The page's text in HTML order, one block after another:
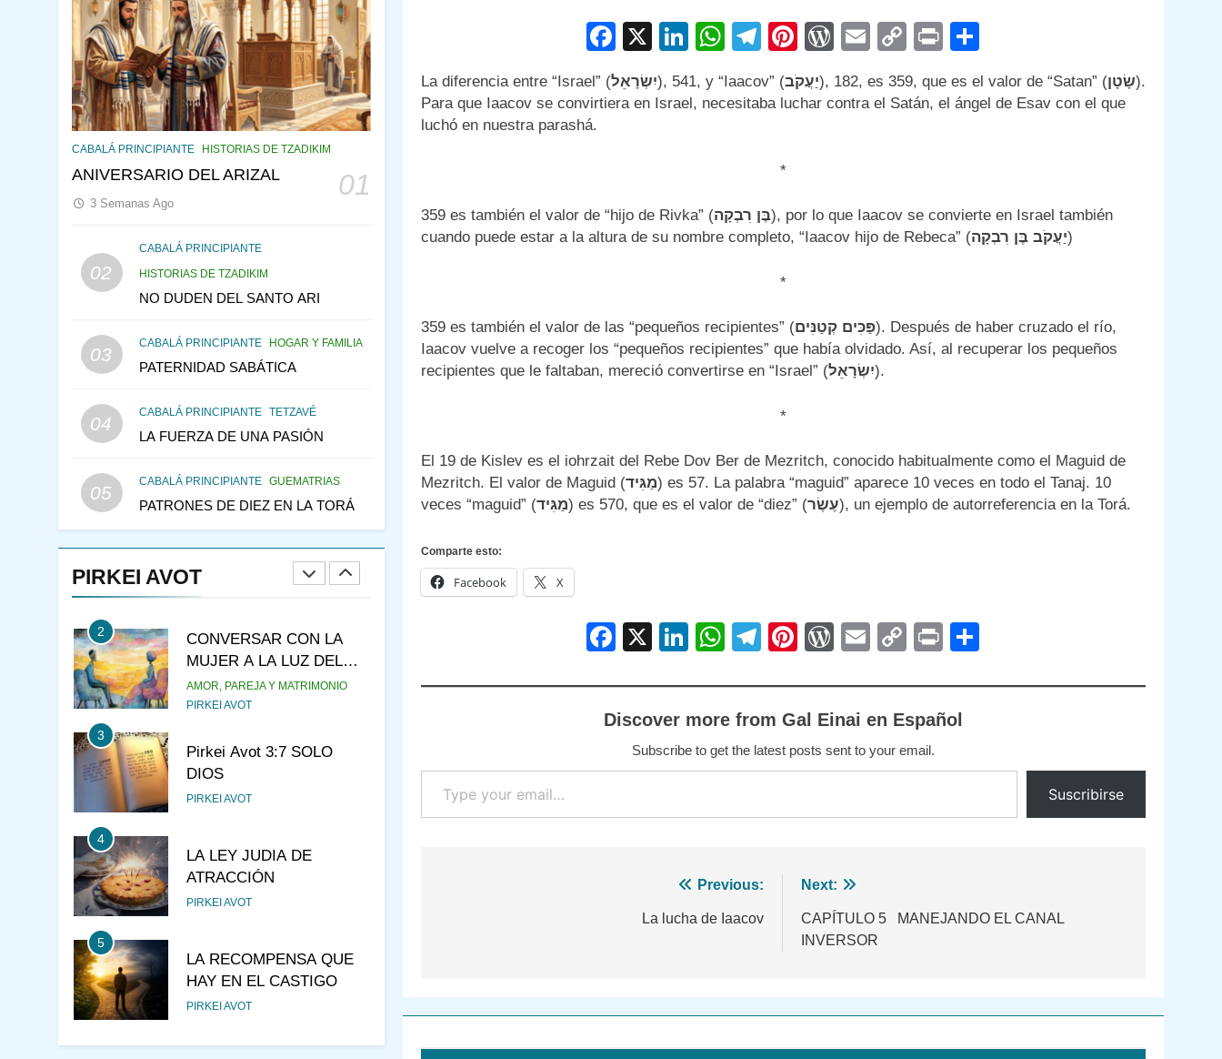
CABALÁ PRINCIPIANTE HISTORIAS DE TZADIKIM
ANIVERSARIO DEL ARIZAL 01
3 Semanas Ago
02
CABALÁ PRINCIPIANTE
HISTORIAS DE TZADIKIM
NO DUDEN DEL SANTO ARI
03
CABALÁ PRINCIPIANTE HOGAR Y FAMILIA
PATERNIDAD SABÁTICA
04
CABALÁ PRINCIPIANTE TETZAVÉ
LA FUERZA DE UNA PASIÓN
05
CABALÁ PRINCIPIANTE GUEMATRIAS
PATRONES DE DIEZ EN LA TORÁ
PIRKEI AVOT
144
¿QUIÉN ES SABIO? EL
QUE VE LO QUE VA A
PENSAMIENTO JUDÍO
CONSEJO DE LOS
PADRES
PENSAMIENTO JUDÍO
DEL TEMPLO Y LA
ALEGRÍA EN MEDIO DE
MES DE MENAJEM AV
147
VEAMOS ¿POR QUÉ
DE LAS MUJERES
PENSAMIENTO JUDÍO
1
JASIDUT
2
CONVERSAR CON LA
MUJER A LA LUZ DEL
JUDAÍSMO
AMOR, PAREJA Y MATRIMONIO
PIRKEI AVOT
3
Pirkei Avot 3:7 SOLO
DIOS
PIRKEI AVOT
4
LA LEY JUDIA DE
ATRACCIÓN
PIRKEI AVOT
5
LA RECOMPENSA QUE
HAY EN EL CASTIGO
PIRKEI AVOT
6
Facebook
X LinkedIn
WhatsApp
Telegram
Pinterest
WordPress
EmailCopyPrint
La diferencia entre “Israel” (יִשְׂרָאֵל ), 541, y “Iaacov” (יַעֲקֹב ), 182, es 359, que es el valor de “Satan” (שָׂטָן).
Para que Iaacov se convirtiera en Israel, necesitaba luchar contra el Satán, el ángel de Esav con el que
luchó en nuestra parashá.
*
359 es también el valor de “hijo de Rivka” (בֶּן רִבְקָה), por lo que Iaacov se convierte en Israel también
cuando puede estar a la altura de su nombre completo, “Iaacov hijo de Rebeca” (יַעֲקֹב בֶּן רִבְקָה)
*
359 es también el valor de las “pequeños recipientes” ( פַּכִּים קְטַנִּים
). Después de haber cruzado el río,
Iaacov vuelve a recoger los “pequeños recipientes” que había olvidado. Así, al recuperar los pequeños
recipientes que le faltaban, mereció convertirse en “Israel” (יִשְׂרָאֵל).
*
El 19 de Kislev es el iohrzait del Rebe Dov Ber de Mezritch, conocido habitualmente como el Maguid de
Mezritch. El valor de Maguid (מַגִּיד) es 57. La palabra “maguid” aparece 10 veces en todo el Tanaj. 10
veces “maguid” (מַגִּיד) es 570, que es el valor de “diez” (עֶשֶׂר), un ejemplo de autorreferencia en la Torá.
Comparte esto:
Facebook X
Facebook
X LinkedIn
WhatsApp
Telegram
Pinterest
WordPress
EmailCopy
Print
Discover more from Gal Einai en Español
Subscribe to get the latest posts sent to your email.
Type your email…
Suscribirse
Previous:
La lucha de Iaacov
Next:
CAPÍTULO 5 MANEJANDO EL CANAL
INVERSOR